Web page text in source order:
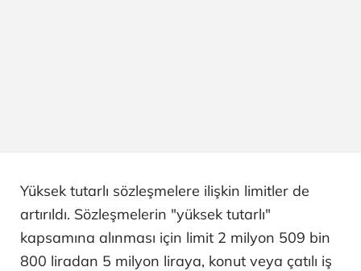
Yüksek tutarlı sözleşmelere ilişkin limitler de
artırıldı. Sözleşmelerin "yüksek tutarlı"
kapsamına alınması için limit 2 milyon 509 bin
800 liradan 5 milyon liraya, konut veya çatılı iş